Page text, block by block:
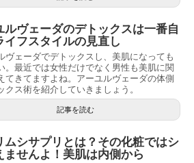
ルヴェーダのデトックスは一番自
イフスタイルの見直し
ヴェーダでデトックスし、美肌になっても
。最近では女性だけでなく男性も美肌に関
てきてますよね。アーユルヴェーダの体側
クス術を紹介していきましょう。
記事を読む
ムシサプリとは？その化粧ではシ
ませんよ！美肌は内側から